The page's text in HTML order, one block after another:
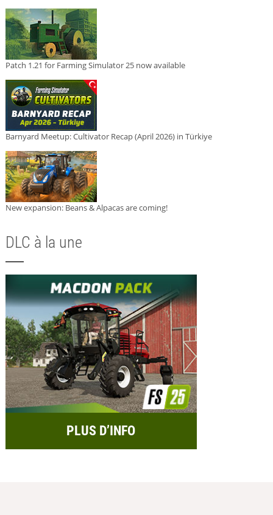
Patch 1.21 for Farming Simulator 25 now available
Barnyard Meetup: Cultivator Recap (April 2026) in Türkiye
New expansion: Beans & Alpacas are coming!
DLC à la une
PLUS D’INFO